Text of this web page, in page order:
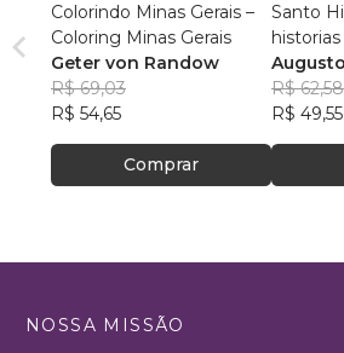
Colorindo Minas Gerais –
Coloring Minas Gerais
Geter von Randow
R$ 69,03
R$ 54,65
Comprar
Santo
R$ 62,58
R$ 49,55
NOSSA MISSÃO